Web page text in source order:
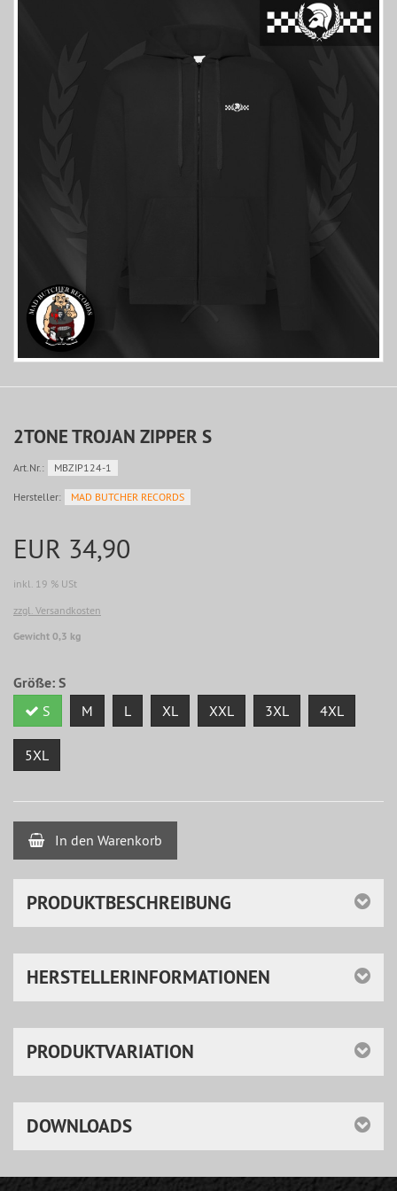
2TONE TROJAN ZIPPER S
Art.Nr.: MBZIP124-1
Hersteller: MAD BUTCHER RECORDS
EUR 34,90
inkl. 19 % USt
zzgl. Versandkosten
Gewicht 0,3 kg
Größe:S
S M L XL XXL 3XL 4XL
5XL
In den Warenkorb
PRODUKTBESCHREIBUNG
HERSTELLERINFORMATIONEN
PRODUKTVARIATION
DOWNLOADS